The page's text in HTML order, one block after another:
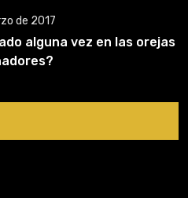
de 2017
alguna vez en las orejas